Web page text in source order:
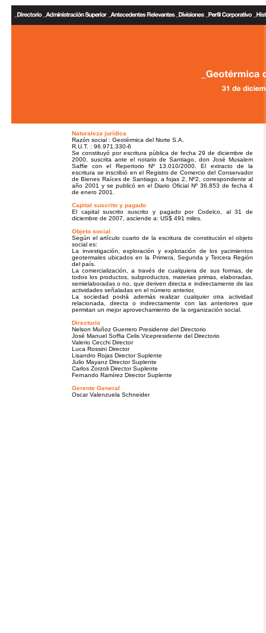
Naturaleza jurídica
Razón social : Geotérmica del Norte S.A.
R.U.T. : 96.971.330-6
Se constituyó por escritura pública de fecha 29 de diciembre de
2000, suscrita ante el notario de Santiago, don José Musalem
Saffie con el Repertorio Nº 13.010/2000. El extracto de la
escritura se inscribió en el Registro de Comercio del Conservador
de Bienes Raíces de Santiago, a fojas 2, Nº2, correspondente al
año 2001 y se publicó en el Diario Oficial Nº 36.853 de fecha 4
de enero 2001.
Capital suscrito y pagado
El capital suscrito suscrito y pagado por Codelco, al 31 de
diciembre de 2007, asciende a: US$ 491 miles.
Objeto social
Según el artículo cuarto de la escritura de constitución el objeto
social es:
La investigación, exploración y explotación de los yacimientos
geotermales ubicados en la Primera, Segunda y Tercera Región
del país.
La comercialización, a través de cualquiera de sus formas, de
todos los productos, subproductos, materias primas, elaboradas,
semielaboradas o no, que deriven directa e indirectamente de las
actividades señaladas en el número anterior,
La sociedad podrá además realizar cualquier otra actividad
relacionada, directa o indirectamente con las anteriores que
permitan un mejor aprovechamiento de la organización social.
Directorio
Nelson Muñoz Guerrero Presidente del Directorio
José Manuel Soffia Celis Vicepresidente del Directorio
Valerio Cecchi Director
Luca Rossini Director
Lisandro Rojas Director Suplente
Julio Mayanz Director Suplente
Carlos Zorzoli Director Suplente
Fernando Ramírez Director Suplente
Gerente General
Oscar Valenzuela Schneider